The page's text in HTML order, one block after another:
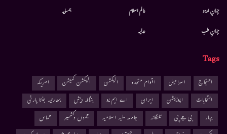
جہانِ اردو
جہانِ طب
عالم اسلام
عدلیہ
ہمسایہ
Tags
احتجاج اسرائیل اقوام متحدہ الیکشن الیکشن کمیشن
امریکہ
انتخابات
اپوزیشن ایران اے ایم یو بنگلہ دیش
بھارتیہ جنتا پارٹی
بہار
بی جے پی تلنگانہ جامعہ ملیہ اسلامیہ جموں وکشمیر
حماس